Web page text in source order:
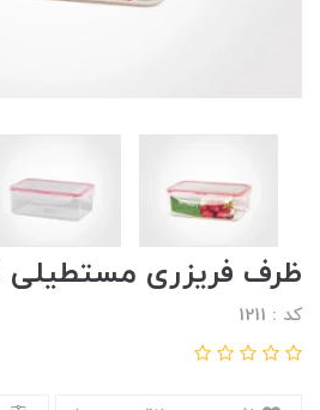
ظرف فریزری مستطیلی 1 لیتر لیمون
کد : 1211